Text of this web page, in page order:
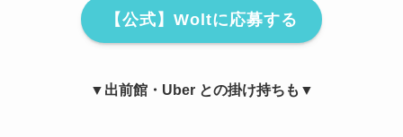
【公式】Woltに応募する
▼出前館・Uber との掛け持ちも▼